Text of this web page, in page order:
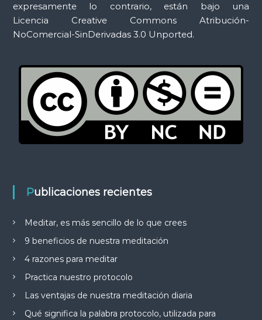
expresamente lo contrario, están bajo una
Licencia Creative Commons Atribución-
NoComercial-SinDerivadas 3.0 Unported.
Publicaciones recientes
Meditar, es más sencillo de lo que crees
9 beneficios de nuestra meditación
4 razones para meditar
Practica nuestro protocolo
Las ventajas de nuestra meditación diaria
Qué significa la palabra protocolo, utilizada para